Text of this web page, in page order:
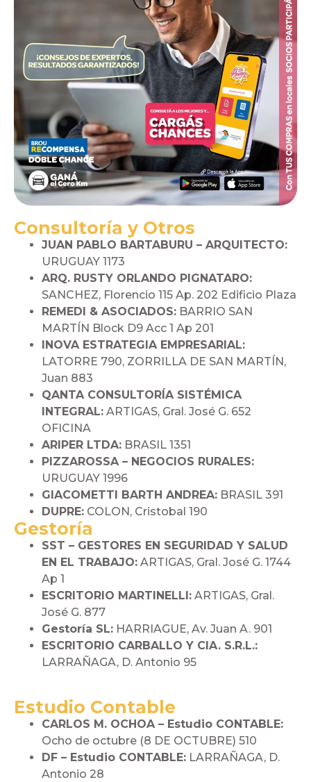
Consultoría y Otros
JUAN PABLO BARTABURU – ARQUITECTO:
URUGUAY 1173
ARQ. RUSTY ORLANDO PIGNATARO:
SANCHEZ, Florencio 115 Ap. 202 Edificio Plaza
REMEDI & ASOCIADOS: BARRIO SAN
MARTÍN Block D9 Acc 1 Ap 201
INOVA ESTRATEGIA EMPRESARIAL:
LATORRE 790, ZORRILLA DE SAN MARTÍN,
Juan 883
QANTA CONSULTORÍA SISTÉMICA
INTEGRAL: ARTIGAS, Gral. José G. 652
OFICINA
ARIPER LTDA: BRASIL 1351
PIZZAROSSA – NEGOCIOS RURALES:
URUGUAY 1996
GIACOMETTI BARTH ANDREA: BRASIL 391
DUPRE: COLON, Cristobal 190
Gestoría
SST – GESTORES EN SEGURIDAD Y SALUD
EN EL TRABAJO: ARTIGAS, Gral. José G. 1744
Ap 1
ESCRITORIO MARTINELLI: ARTIGAS, Gral.
José G. 877
Gestoría SL: HARRIAGUE, Av. Juan A. 901
ESCRITORIO CARBALLO Y CIA. S.R.L.:
LARRAÑAGA, D. Antonio 95
Estudio Contable
CARLOS M. OCHOA – Estudio CONTABLE:
Ocho de octubre (8 DE OCTUBRE) 510
DF – Estudio CONTABLE: LARRAÑAGA, D.
Antonio 28